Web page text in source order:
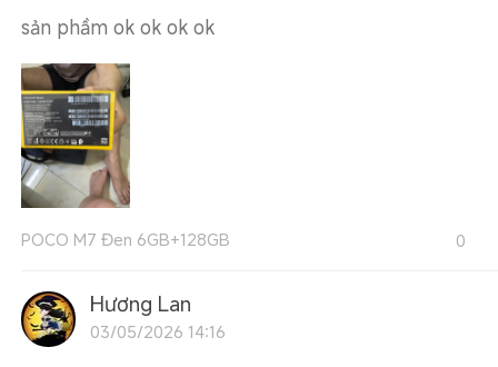
sản phầm ok ok ok ok
POCO M7 Đen 6GB+128GB 0
Hương Lan
03/05/2026 14:16